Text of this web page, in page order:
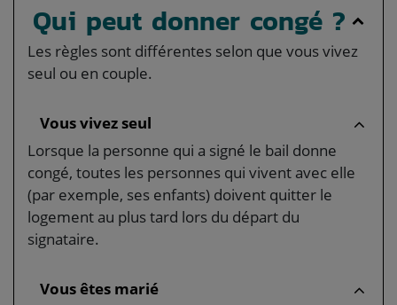
Qui peut donner congé ?
Les règles sont différentes selon que vous vivez
seul ou en couple.
Vous vivez seul
Lorsque la personne qui a signé le bail donne
congé, toutes les personnes qui vivent avec elle
(par exemple, ses enfants) doivent quitter le
logement au plus tard lors du départ du
signataire.
Vous êtes marié